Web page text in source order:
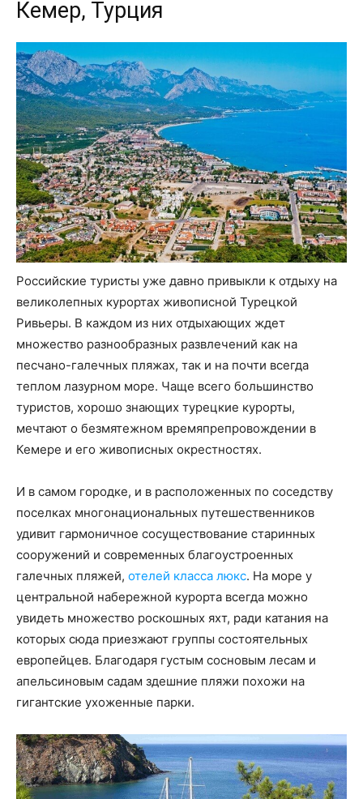
Кемер, Турция
Российские туристы уже давно привыкли к отдыху на
великолепных курортах живописной Турецкой
Ривьеры. В каждом из них отдыхающих ждет
множество разнообразных развлечений как на
песчано-галечных пляжах, так и на почти всегда
теплом лазурном море. Чаще всего большинство
туристов, хорошо знающих турецкие курорты,
мечтают о безмятежном времяпрепровождении в
Кемере и его живописных окрестностях.
И в самом городке, и в расположенных по соседству
поселках многонациональных путешественников
удивит гармоничное сосуществование старинных
сооружений и современных благоустроенных
галечных пляжей, отелей класса люкс. На море у
центральной набережной курорта всегда можно
увидеть множество роскошных яхт, ради катания на
которых сюда приезжают группы состоятельных
европейцев. Благодаря густым сосновым лесам и
апельсиновым садам здешние пляжи похожи на
гигантские ухоженные парки.